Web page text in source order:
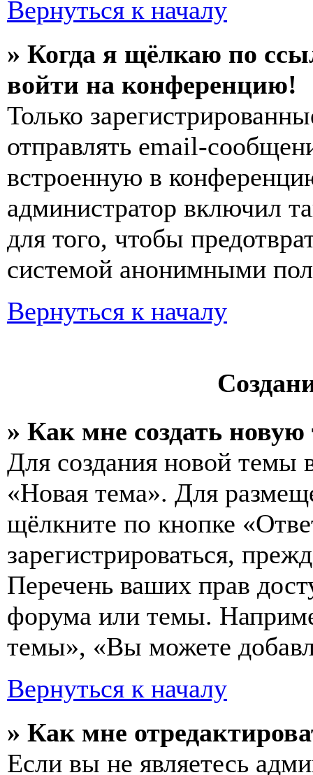
Вернуться к началу
» Когда я щёлкаю по
войти на конференцию!
Только
отправлять email-
встроенную в
администратор включил
для того, чтобы
системой анонимными
Вернуться к началу
» Как мне создать
Для создания новой темы
«Новая тема». Для
щёлкните по кнопке
зарегистрироваться,
Перечень ваших прав
форума или темы.
темы», «Вы можете
Вернуться к началу
» Как мне
Если вы не являетесь